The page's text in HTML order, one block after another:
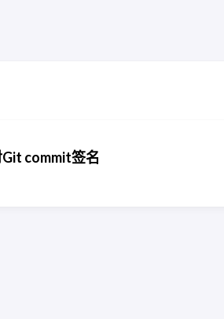
commit签名